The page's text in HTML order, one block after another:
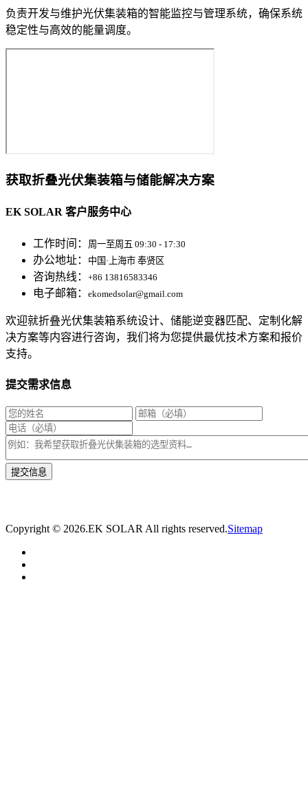
负责开发与维护光伏集装箱的智能监控与管理系统，确保系统
稳定性与高效的能量调度。
获取折叠光伏集装箱与储能解决方案
EK SOLAR 客户服务中心
工作时间： 周一至周五 09:30 - 17:30
办公地址： 中国·上海市 奉贤区
咨询热线： +86 13816583346
电子邮箱： ekomedsolar@gmail.com
欢迎就折叠光伏集装箱系统设计、储能逆变器匹配、定制化解
决方案等内容进行咨询，我们将为您提供最优技术方案和报价
支持。
提交需求信息
Copyright © 2026.EK SOLAR All rights reserved.Sitemap